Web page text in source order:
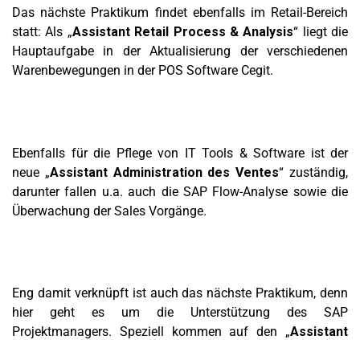
Das nächste Praktikum findet ebenfalls im Retail-Bereich
statt: Als „Assistant Retail Process & Analysis“ liegt die
Hauptaufgabe in der Aktualisierung der verschiedenen
Warenbewegungen in der POS Software Cegit.
Ebenfalls für die Pflege von IT Tools & Software ist der
neue „Assistant Administration des Ventes“ zuständig,
darunter fallen u.a. auch die SAP Flow-Analyse sowie die
Überwachung der Sales Vorgänge.
Eng damit verknüpft ist auch das nächste Praktikum, denn
hier geht es um die Unterstützung des SAP
Projektmanagers. Speziell kommen auf den „Assistant